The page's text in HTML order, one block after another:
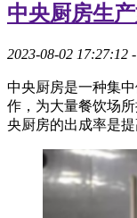
中央厨房生
2023-08-02 17:27:12
中央厨房是一种集
作，为大量餐饮场
央厨房的出成率是